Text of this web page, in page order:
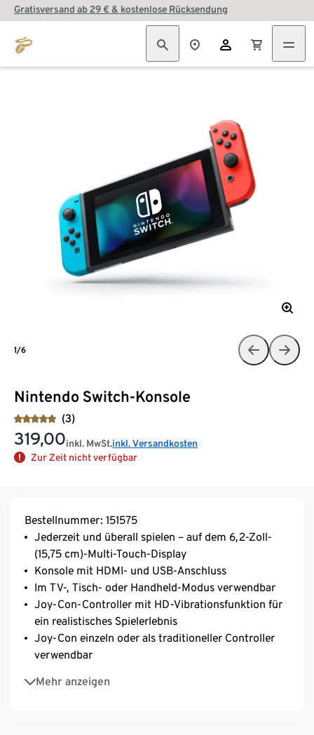
Gratisversand ab 29 € & kostenlose Rücksendung
Nintendo Switch-Konsole
(3)
319,00inkl. MwSt.inkl. Versandkosten
Zur Zeit nicht verfügbar
1/6
Bestellnummer: 151575
Jederzeit und überall spielen – auf dem 6,2-Zoll-
(15,75 cm)-Multi-Touch-Display
Konsole mit HDMI- und USB-Anschluss
Im TV-, Tisch- oder Handheld-Modus verwendbar
Joy-Con-Controller mit HD-Vibrationsfunktion für
ein realistisches Spielerlebnis
Joy-Con einzeln oder als traditioneller Controller
verwendbar
Mehr anzeigen
Verbinde bis zu 8 Konsolen für Mehrspieler-Partien
Mario Kart 8 Deluxe und andere